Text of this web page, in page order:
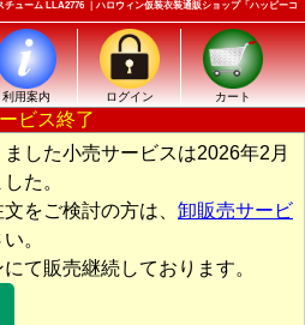
ューム LLA2776 ｜ハロウィン仮装衣装通販ショップ「ハッピーコ
利用案内 ログイン カート
ビス終了
した小売サービスは2026年2月
た。
をご検討の方は、 卸販売サービ
。
て販売継続しております。